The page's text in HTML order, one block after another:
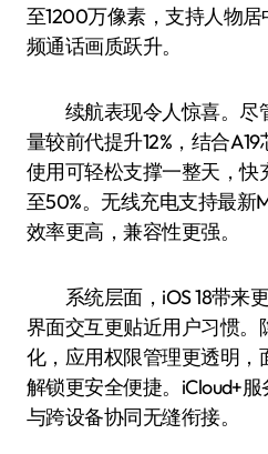
至1200万像素，支持人物
频通话画质跃升。
续航表现令人惊喜。尽
量较前代提升12%，结合
使用可轻松支撑一整天，快
至50%。无线充电支持最新
效率更高，兼容性更强。
系统层面，iOS 18带来更
界面交互更贴近用户习惯。
化，应用权限管理更透明，
解锁更安全便捷。iCloud+
与跨设备协同无缝衔接。